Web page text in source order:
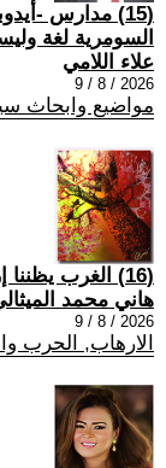
(15) مدارس -
السومرية لغة
علاء اللامي
2026 / 8 / 9
مواضيع وابحاث
(16) الغرب يظننا إرهابيين ونحن نكفر بعضنا !!
هاني محمد
2026 / 8 / 9
الارهاب, الحرب